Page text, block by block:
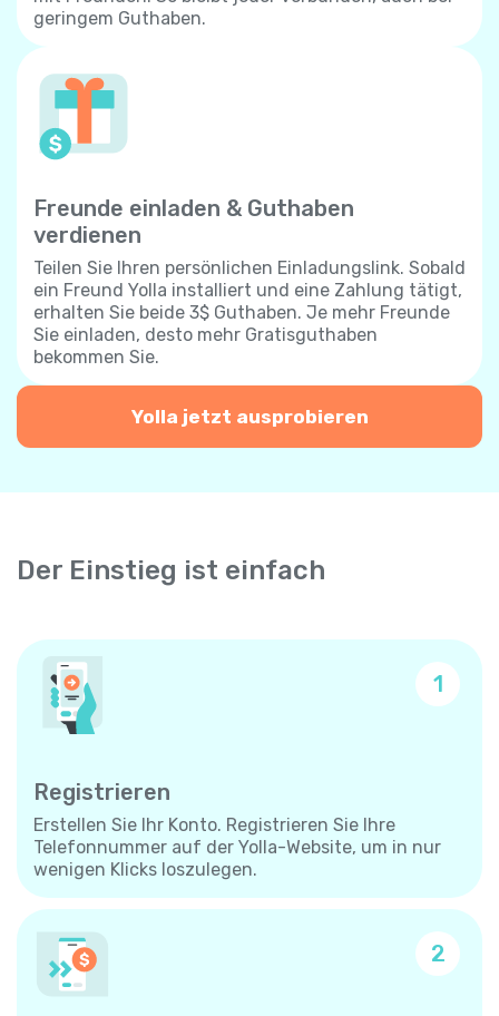
geringem Guthaben.
Freunde einladen & Guthaben
verdienen
Teilen Sie Ihren persönlichen Einladungslink. Sobald
ein Freund Yolla installiert und eine Zahlung tätigt,
erhalten Sie beide 3$ Guthaben. Je mehr Freunde
Sie einladen, desto mehr Gratisguthaben
bekommen Sie.
Yolla jetzt ausprobieren
Der Einstieg ist einfach
1
Registrieren
Erstellen Sie Ihr Konto. Registrieren Sie Ihre
Telefonnummer auf der Yolla-Website, um in nur
wenigen Klicks loszulegen.
2